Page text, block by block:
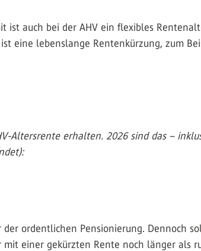
ist auch bei der AHV ein flexibles
eine lebenslange Rentenkürzung, zum
Altersrente erhalten. 2026 sind das –
ordentlichen Pensionierung. Dennoch
einer gekürzten Rente noch länger als